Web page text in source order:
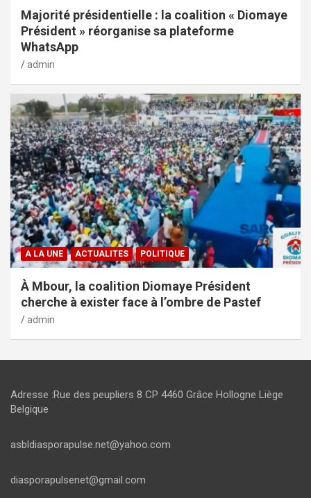
Majorité présidentielle : la coalition « Diomaye
Président » réorganise sa plateforme
WhatsApp
admin
A LA UNE ACTUALITES POLITIQUE
À Mbour, la coalition Diomaye Président
cherche à exister face à l’ombre de Pastef
admin
Adresse :Rue des peupliers 8 CP 4460 Grâce Hollogne Liège
Belgique
asbldiasporapulse.net@yahoo.com
diasporapulsenet@gmail.com